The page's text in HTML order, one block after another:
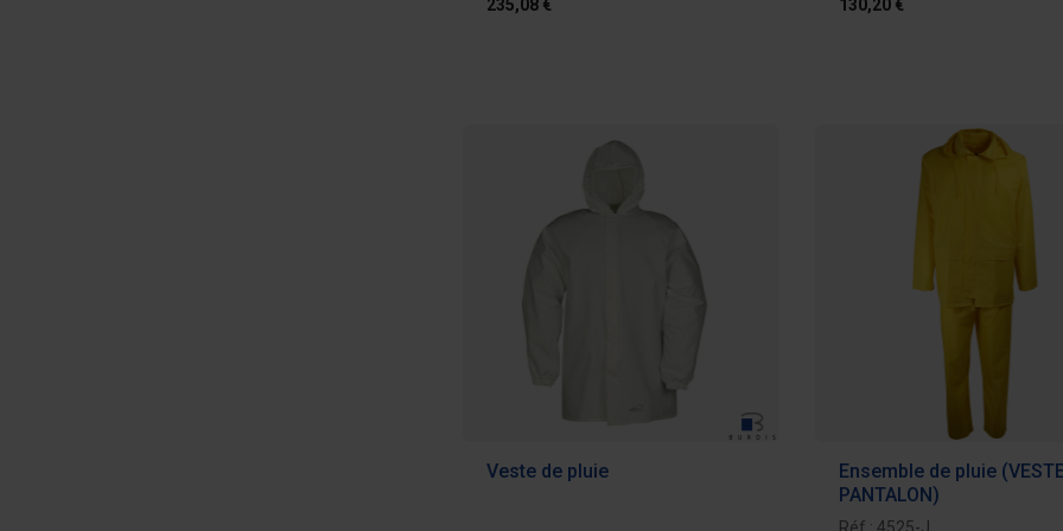
235,08 €
130,20 €
Veste de pluie
Ensemble de pluie
PANTALON)
Réf : 4525-J